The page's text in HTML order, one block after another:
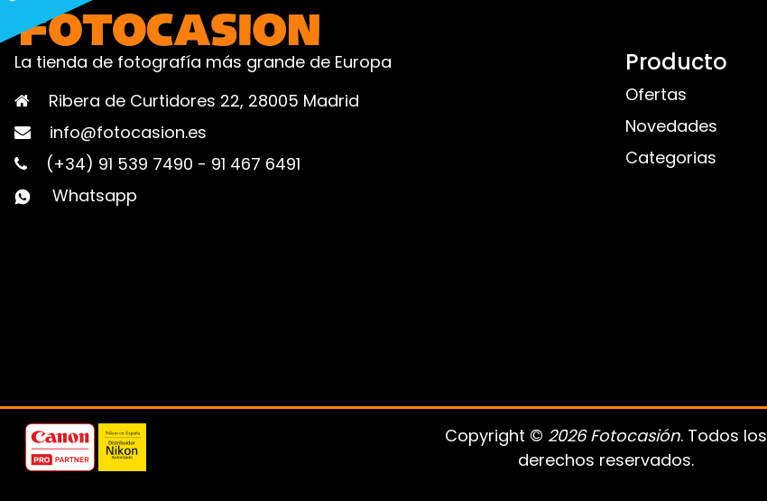
La tienda de fotografía más grande de Europa
Ribera de Curtidores 22, 28005 Madrid
info@fotocasion.es
(+34) 91 539 7490 - 91 467 6491
Whatsapp
Producto
Ofertas
Novedades
Categorias
Copyright © 2026 Fotocasión. Todos los
derechos reservados.